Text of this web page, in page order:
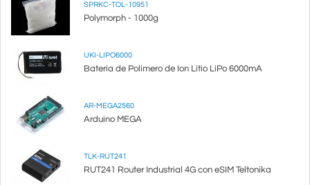
SPRKC-TOL-10951
Polymorph - 1000g
UKI-LIPO6000
Batería de Polímero de Ion Litio LiPo 6000mA
AR-MEGA2560
Arduino MEGA
TLK-RUT241
RUT241 Router Industrial 4G con eSIM Teltonika